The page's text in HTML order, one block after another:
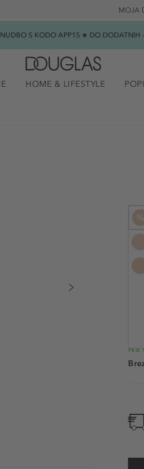
MOJA
S KODO APP15 ★ DO
HOME & LIFESTYLE
%
Na